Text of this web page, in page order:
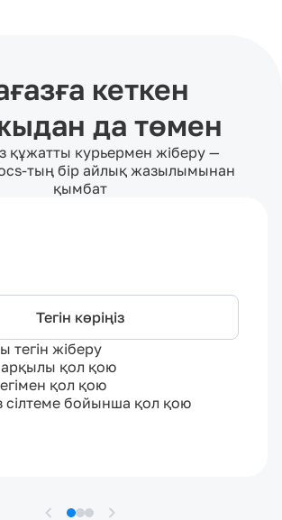
кеткен
да төмен
құжатты курьермен жіберу —
тың бір айлық жазылымынан
қымбат
Тегін көріңіз
тегін жіберу
арқылы қол қою
қол қою
сілтеме бойынша қол қою